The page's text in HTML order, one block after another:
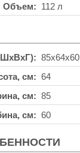
Объем 112 л
85x64x60
см
64
см
85
см
60